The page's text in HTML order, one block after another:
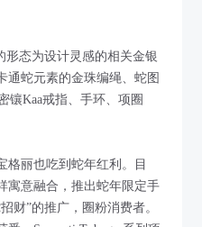
形态为设计灵感的相关金银
通蛇元素的金珠编绳、蛇图
镶Kaa戒指、手环、项圈
格丽也吃到蛇年红利。目
寓意融合，推出蛇年限定手
财”的推广，圈粉消费者。